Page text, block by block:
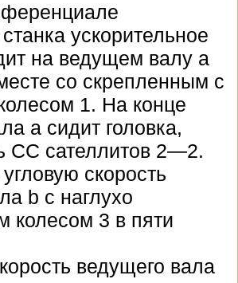
ускорительное
на ведущем валу a
со скрепленным с
1. На конце
a сидит головка,
CC сателлитов 2—2.
скорость
b с наглухо
колесом 3 в пяти
ведущего вала